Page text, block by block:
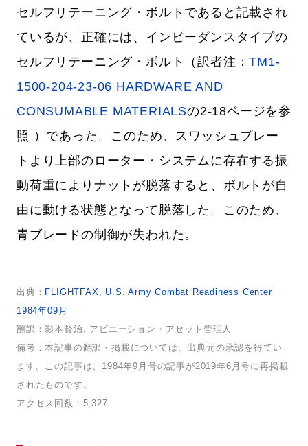
セルフリテーニング・ボルトであると記載され
ているが、正確には、インピーダンスタイプの
セルフリテーニング・ボルト（訳者注：TM1-
1500-204-23-06 HARDWARE AND
CONSUMABLE MATERIALSの2-18ページを参
照 ）であった。このため、スワッシュプレー
トより上部のローター・システムに存在する振
動荷重によりナットが脱落すると、ボルトが自
由に動ける状態となって脱落した。このため、
青ブレードの制御が失われた。
出典： FLIGHTFAX, U.S. Army Combat Readiness Center
1984年09月
翻訳：影本賢治, アビエーション・アセット管理人
備考：本記事の翻訳・掲載については、出典元の承認を得てい
ます。この記事は、1984年9月号の記事が2019年6月号に再掲載
されたものです。
アクセス回数：5,327